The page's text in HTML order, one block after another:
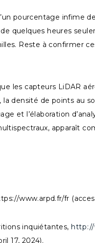
pourcentage infime
quelques heures
Reste à confirmer
les capteurs LiDAR
la densité de points au
et l’élaboration
apparaît
www.arpd.fr/fr
inquiétantes, http://
17, 2024).